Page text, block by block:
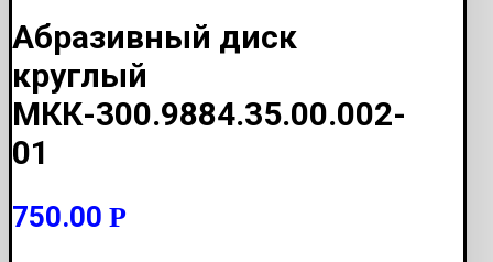
Абразивный диск
круглый
МКК-300.9884.35.00.002-
01
750.00 Р